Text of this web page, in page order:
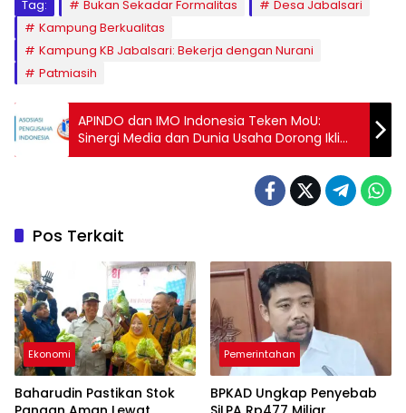
Tag: Bukan Sekadar Formalitas
Desa Jabalsari
Kampung Berkualitas
Kampung KB Jabalsari: Bekerja dengan Nurani
Patmiasih
APINDO dan IMO Indonesia Teken MoU:
Sinergi Media dan Dunia Usaha Dorong Iklim
Investasi Sehat
Pos Terkait
Ekonomi
Baharudin Pastikan Stok
Pemerintahan
BPKAD Ungkap Penyebab